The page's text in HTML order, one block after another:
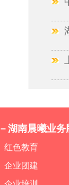
－湖南晨曦业务
红色教育
企业团建